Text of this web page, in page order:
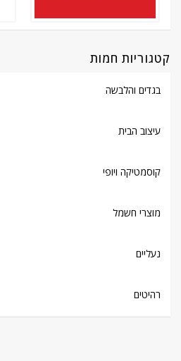
קטגוריות חמות
בגדים והלבשה
עיצוב הבית
קוסמטיקה ויופי
מוצרי חשמל
נעליים
רהיטים